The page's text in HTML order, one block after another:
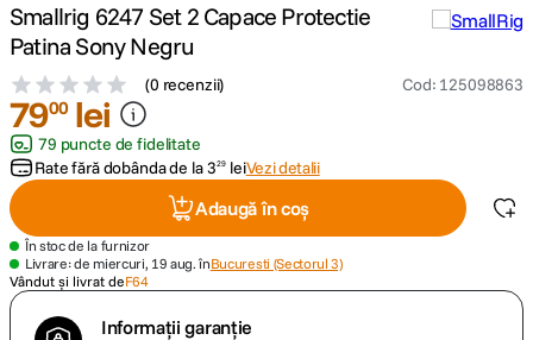
. peak design
canon sx740 hs
lavaliera
godox
8. ulanzi
Smallrig 6247 Set 2 Capace Protectie
Patina Sony Negru
(0 recenzii) Cod: 125098863
7900 lei
79 puncte de fidelitate
Rate fără dobânda de la329 leiVezi detalii
Adaugă în coș
În stoc de la furnizor
Livrare: de miercuri, 19 aug. înBucuresti (Sectorul 3)
Vândut și livrat deF64
Informații garanție